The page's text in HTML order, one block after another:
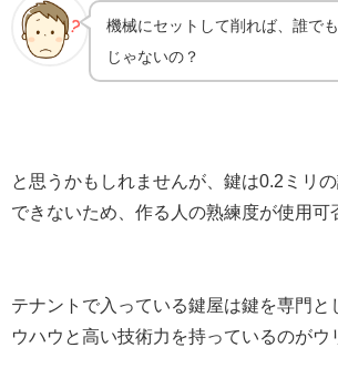
機械にセットして削れば、誰で
じゃないの？
と思うかもしれませんが、鍵は0.2ミリ
できないため、作る人の熟練度が使用可
テナントで入っている鍵屋は鍵を専門と
ウハウと高い技術力を持っているのがウ